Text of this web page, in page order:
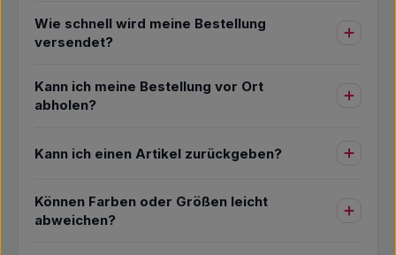
Wie schnell wird meine Bestellung
versendet?
Kann ich meine Bestellung vor Ort
abholen?
Kann ich einen Artikel zurückgeben?
Können Farben oder Größen leicht
abweichen?